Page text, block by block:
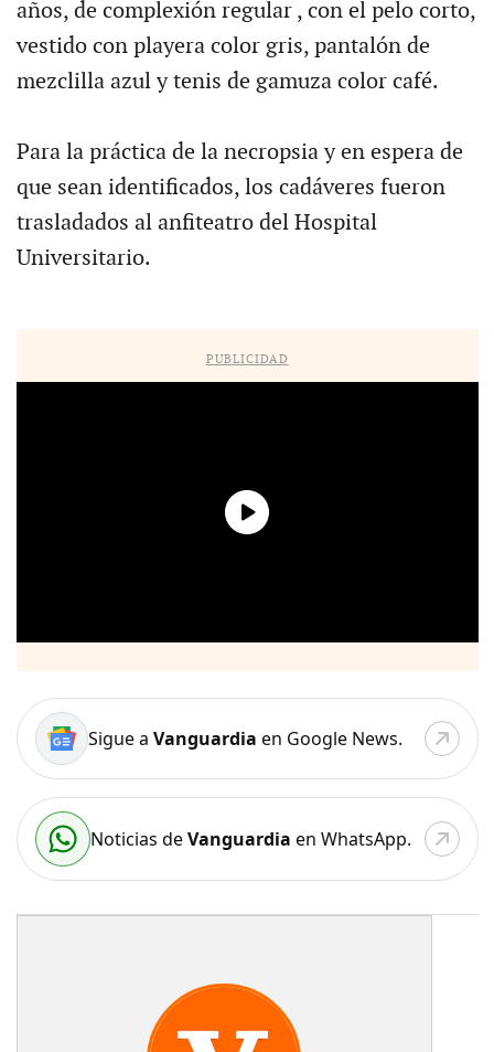
años, de complexión regular , con el pelo corto,
vestido con playera color gris, pantalón de
mezclilla azul y tenis de gamuza color café.
Para la práctica de la necropsia y en espera de
que sean identificados, los cadáveres fueron
trasladados al anfiteatro del Hospital
Universitario.
PUBLICIDAD
Sigue a Vanguardia en Google News.
Noticias deVanguardia en WhatsApp.